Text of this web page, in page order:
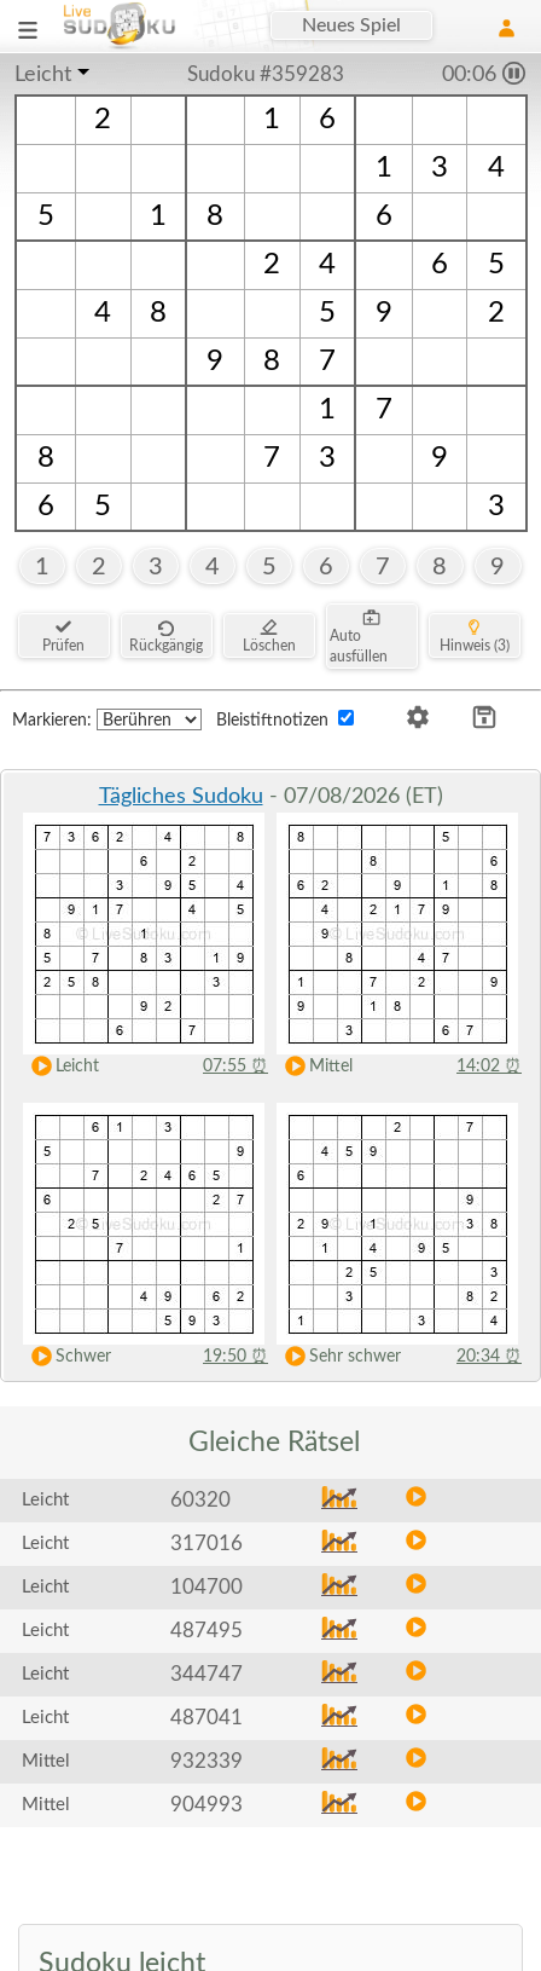
Neues Spiel
Leicht Sudoku #359283 00:06
2 1
6
1
3
4
5
1 8
6
2
4 6
5
4
8 5 9
2
9
8
7
1
7
8
7 3
9
6
5 3
1 2 3 4 5 6 7 8 9
Prüfen Rückgängig Löschen
Auto
ausfüllen
Hinweis (3)
Markieren: Bleistiftnotizen
Tägliches Sudoku - 07/08/2026 (ET)
Leicht 07:55 ⏰ Mittel 14:02 ⏰
Schwer 19:50 ⏰ Sehr schwer 20:34 ⏰
Gleiche Rätsel
Leicht 60320
Leicht 317016
Leicht 104700
Leicht 487495
Leicht 344747
Leicht 487041
Mittel 932339
Mittel 904993
Sudoku leicht